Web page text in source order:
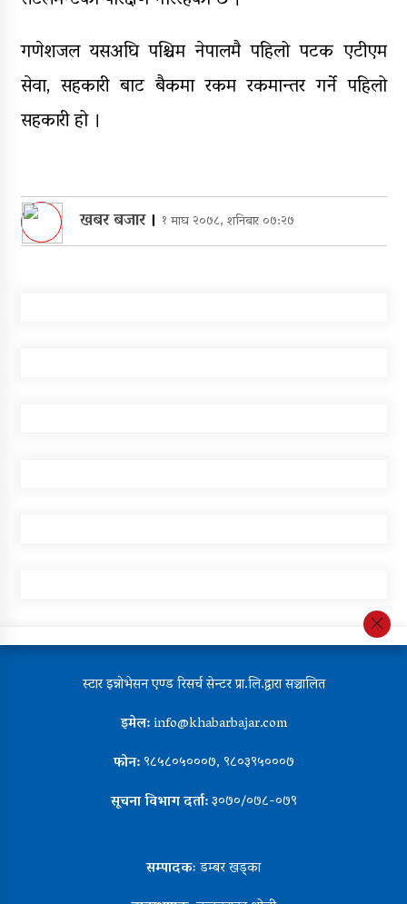
गणेशजल यसअघि पश्चिम नेपालमै पहिलो पटक एटीएम
सेवा, सहकारी बाट बैकमा रकम रकमान्तर गर्ने पहिलो
सहकारी हो ।
खबर बजार। १ माघ २०७८, शनिबार ०७:२७
स्टार इन्नोभेसन एण्ड रिसर्च सेन्टर प्रा.लि.द्वारा सञ्चालित
इमेल:info@khabarbajar.com
फोन:९८५८०५०००७, ९८०३९५०००७
सूचना विभाग दर्ता:३०७०/०७८-०७९
सम्पादकःडम्बर खड्का